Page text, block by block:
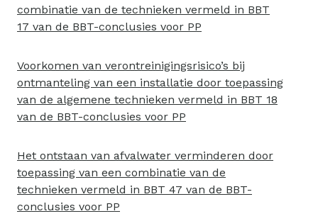
combinatie van de technieken vermeld in BBT
17 van de BBT-conclusies voor PP
Voorkomen van verontreinigingsrisico’s bij
ontmanteling van een installatie door toepassing
van de algemene technieken vermeld in BBT 18
van de BBT-conclusies voor PP
Het ontstaan van afvalwater verminderen door
toepassing van een combinatie van de
technieken vermeld in BBT 47 van de BBT-
conclusies voor PP